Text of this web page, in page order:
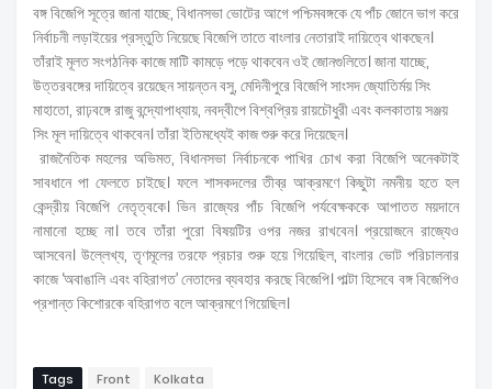
বঙ্গ বিজেপি সূত্রে জানা যাচ্ছে, বিধানসভা ভোটের আগে পশ্চিমবঙ্গকে যে পাঁচ জোনে ভাগ করে
নির্বাচনী লড়াইয়ের প্রস্তুতি নিয়েছে বিজেপি তাতে বাংলার নেতারাই দায়িত্বে থাকছেন।
তাঁরাই মূলত সংগঠনিক কাজে মাটি কামড়ে পড়ে থাকবেন ওই জোনগুলিতে। জানা যাচ্ছে,
উত্তরবঙ্গের দায়িত্বে রয়েছেন সায়ন্তন বসু, মেদিনীপুরে বিজেপি সাংসদ জ্যোতির্ময় সিং
মাহাতো, রাঢ়বঙ্গে রাজু বন্দ্যোপাধ্যায়, নবদ্বীপে বিশ্বপ্রিয় রায়চৌধুরী এবং কলকাতায় সঞ্জয়
সিং মূল দায়িত্বে থাকবেন। তাঁরা ইতিমধ্যেই কাজ শুরু করে দিয়েছেন।
রাজনৈতিক মহলের অভিমত, বিধানসভা নির্বাচনকে পাখির চোখ করা বিজেপি অনেকটাই
সাবধানে পা ফেলতে চাইছে। ফলে শাসকদলের তীব্র আক্রমণে কিছুটা নমনীয় হতে হল
কেন্দ্রীয় বিজেপি নেতৃত্বকে। ভিন রাজ্যের পাঁচ বিজেপি পর্যবেক্ষককে আপাতত ময়দানে
নামানো হচ্ছে না। তবে তাঁরা পুরো বিষয়টির ওপর নজর রাখবেন। প্রয়োজনে রাজ্যেও
আসবেন। উল্লেখ্য, তৃণমূলের তরফে প্রচার শুরু হয়ে গিয়েছিল, বাংলার ভোট পরিচালনার
কাজে ‘অবাঙালি এবং বহিরাগত’ নেতাদের ব্যবহার করছে বিজেপি। পাল্টা হিসেবে বঙ্গ বিজেপিও
প্রশান্ত কিশোরকে বহিরাগত বলে আক্রমণে গিয়েছিল।
Tags Front Kolkata